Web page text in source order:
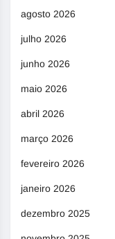
agosto 2026
julho 2026
junho 2026
maio 2026
abril 2026
março 2026
fevereiro 2026
janeiro 2026
dezembro 2025